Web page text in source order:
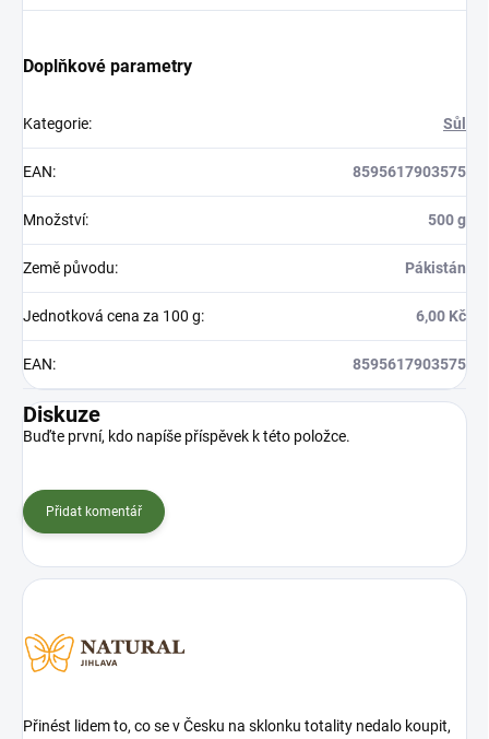
Doplňkové parametry
Kategorie: Sůl
EAN: 8595617903575
Množství: 500 g
Země původu: Pákistán
Jednotková cena za 100 g: 6,00 Kč
EAN: 8595617903575
Diskuze
Buďte první, kdo napíše příspěvek k této položce.
Přidat komentář
Přinést lidem to, co se v Česku na sklonku totality nedalo koupit,